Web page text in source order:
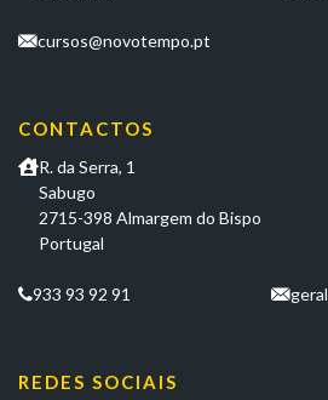
cursos@novotempo.pt
CONTACTOS
R. da Serra, 1
Sabugo
2715-398 Almargem do Bispo
Portugal
933 93 92 91
REDES SOCIAIS